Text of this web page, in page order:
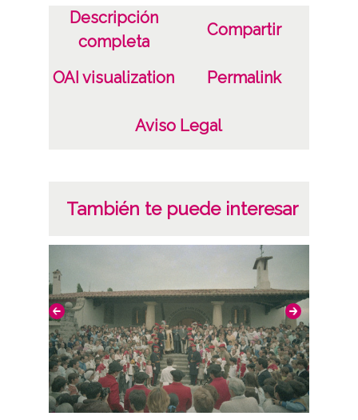
Vitoria-Gasteiz
Materia
Hogueras de San Juan / San Joan Sua
Descripción
completa
Compartir
OAI visualization Permalink
Aviso Legal
También te puede interesar